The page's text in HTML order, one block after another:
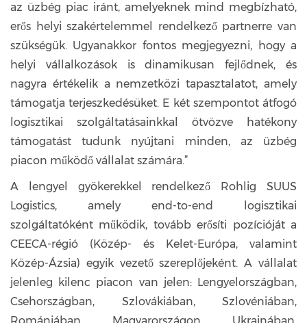
az üzbég piac iránt, amelyeknek mind megbízható,
erős helyi szakértelemmel rendelkező partnerre van
szükségük. Ugyanakkor fontos megjegyezni, hogy a
helyi vállalkozások is dinamikusan fejlődnek, és
nagyra értékelik a nemzetközi tapasztalatot, amely
támogatja terjeszkedésüket. E két szempontot átfogó
logisztikai szolgáltatásainkkal ötvözve hatékony
támogatást tudunk nyújtani minden, az üzbég
piacon működő vállalat számára.”
A lengyel gyökerekkel rendelkező Rohlig SUUS
Logistics, amely end-to-end logisztikai
szolgáltatóként működik, tovább erősíti pozícióját a
CEECA-régió (Közép- és Kelet-Európa, valamint
Közép-Ázsia) egyik vezető szereplőjeként. A vállalat
jelenleg kilenc piacon van jelen: Lengyelországban,
Csehországban, Szlovákiában, Szlovéniában,